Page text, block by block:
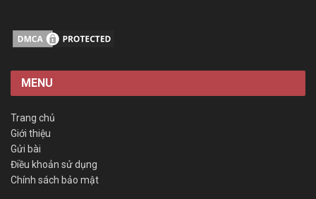
MENU
Trang chủ
Giới thiệu
Gửi bài
Điều khoản sử dụng
Chính sách bảo mật